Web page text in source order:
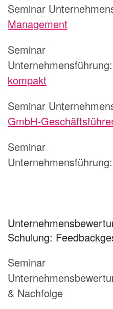
Seminar
Management
Seminar
Unternehmensführung:
kompakt
Seminar
GmbH-
Seminar
Unternehmensführung:
Schulung:
Seminar
& Nachfolge